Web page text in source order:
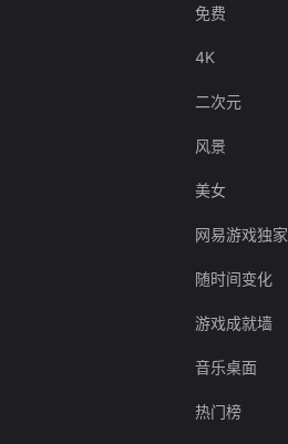
免费
4K
二次元
风景
美女
网易游戏独家
随时间变化
游戏成就墙
音乐桌面
热门榜